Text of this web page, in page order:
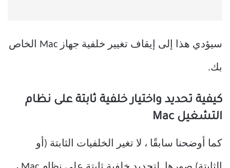
سيؤدي هذا إلى إيقاف تغيير خلفية جهاز Mac الخاص
بك.
كيفية تحديد واختيار خلفية ثابتة على نظام
التشغيل Mac
كما أوضحنا سابقًا ، لا تغير الخلفيات الثابتة (أو